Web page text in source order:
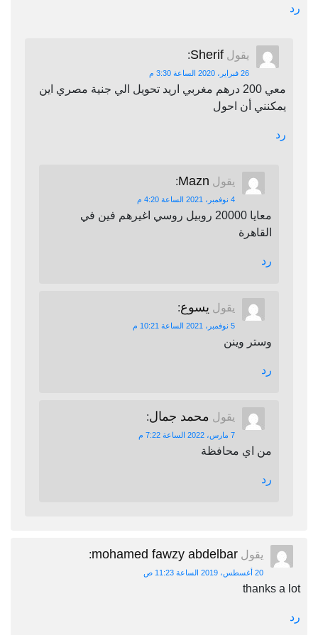
رد
يقول Sherif
:
26 فبراير، 2020 الساعة 3:30 م
معي 200 درهم مغربي اريد تحويل الي جنية مصري اين
يمكنني أن احول
رد
يقول Mazn
:
4 نوفمبر، 2021 الساعة 4:20 م
معايا 20000 روبيل روسي اغيرهم فين في
القاهرة
رد
يقول يسوع:
5 نوفمبر، 2021 الساعة 10:21 م
وستر وينن
رد
يقول محمد جمال:
7 مارس، 2022 الساعة 7:22 م
من اي محافظة
رد
يقول mohamed fawzy abdelbar
:
20 أغسطس، 2019 الساعة 11:23 ص
thanks a lot
رد